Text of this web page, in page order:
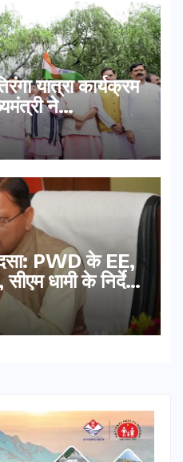
यात्रा कार्यक्रम
ने
दिवस पर अपने
किया आवाह्न
PWD के EE,
धामी के निर्देश